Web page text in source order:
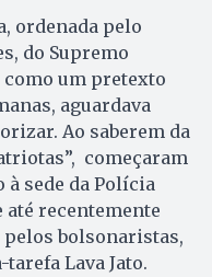
ordenada pelo
do Supremo
como um pretexto
aguardava
Ao saberem da
começaram
à sede da Polícia
recentemente
pelos bolsonaristas,
tarefa Lava Jato.